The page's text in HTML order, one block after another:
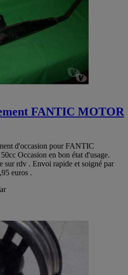
FANTIC MOTOR
d'occasion pour FANTIC
Occasion en bon état d'usage.
sur rdv . Envoi rapide et soigné par
euros .